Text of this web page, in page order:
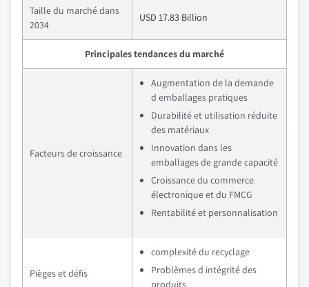
Taille du marché dans
2034
USD 17.83 Billion
Principales tendances du marché
Facteurs de croissance
Augmentation de la demande
d emballages pratiques
Durabilité et utilisation réduite
des matériaux
Innovation dans les
emballages de grande capacité
Croissance du commerce
électronique et du FMCG
Rentabilité et personnalisation
Pièges et défis
complexité du recyclage
Problèmes d intégrité des
produits